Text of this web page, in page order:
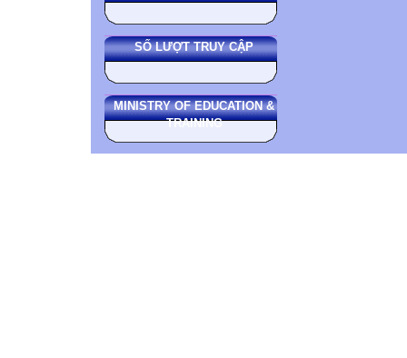
SỐ LƯỢT TRUY CẬP
MINISTRY OF EDUCATION &
TRAINING